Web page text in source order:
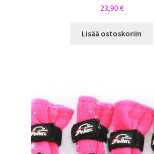
23,90 €
Lisää ostoskoriin